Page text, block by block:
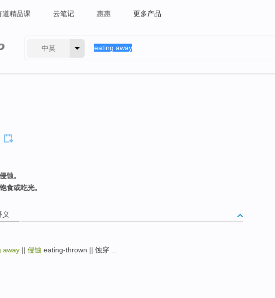
道精品课 云笔记 惠惠 更多产品
中英
蚀。
食或吃光。
义
away || 侵蚀 eating-thrown || 蚀穿 ...